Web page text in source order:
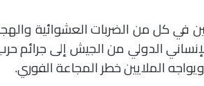
في كل من الضربات العشوائية
الدولي من الجيش إلى جرائم